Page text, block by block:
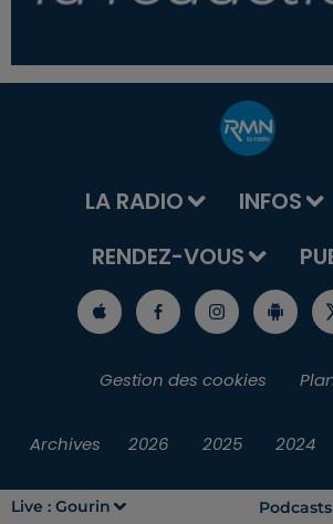
Live : Gourin Podcasts
LA RADIO INFOS
RENDEZ-VOUS
Gestion des cookies
Archives 2026 2025 2024